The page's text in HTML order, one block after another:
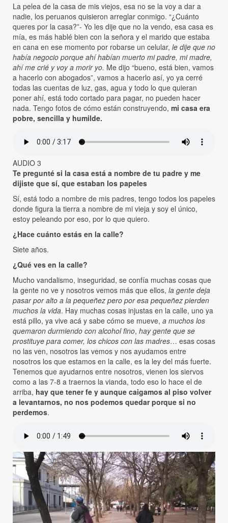
La pelea de la casa de mis viejos, esa no se la voy a dar a
nadie, los peruanos quisieron arreglar conmigo. “¿Cuánto
queres por la casa?”- Yo les dije que no la vendo, esa casa es
mía, es más hablé bien con la señora y el marido que estaba
en cana en ese momento por robarse un celular, le dije que no
había negocio porque ahí habían muerto mi padre, mi madre,
ahí me crié y voy a morir yo. Me dijo “bueno, está bien, vamos
a hacerlo con abogados”, vamos a hacerlo así, yo ya cerré
todas las cuentas de luz, gas, agua y todo lo que quieran
poner ahí, está todo cortado para pagar, no pueden hacer
nada. Tengo fotos de cómo están construyendo, mi casa era
pobre, sencilla y humilde.
AUDIO 3
Te pregunté si la casa está a nombre de tu padre y me
dijiste que sí, que estaban los papeles
Sí, está todo a nombre de mis padres, tengo todos los papeles
donde figura la tierra a nombre de mi vieja y soy el único,
estoy peleando por eso, por lo que quiero.
¿Hace cuánto estás en la calle?
Siete años.
¿Qué ves en la calle?
Mucho vandalismo, inseguridad, se confía muchas cosas que
la gente no ve y nosotros vemos más que ellos, la gente deja
pasar por alto a la pequeñez pero por esa pequeñez pierden
muchos la vida. Hay muchas cosas injustas en la calle, uno ya
está pillo, ya vive acá y sabe cómo se mueve, a muchos los
quemaron durmiendo con alcohol fino, hay gente que se
prostituye para comer, los chicos con las madres… esas cosas
no las ven, nosotros las vemos y nos ayudamos entre
nosotros los que estamos en la calle, es la ley del más fuerte.
Tenemos que ayudarnos entre nosotros, vienen los siervos
como a las 7-8 a traernos la vianda, todo eso lo hace el de
arriba, hay que tener fe y aunque caigamos al piso volver
a levantarnos, no nos podemos quedar porque si no
perdemos.